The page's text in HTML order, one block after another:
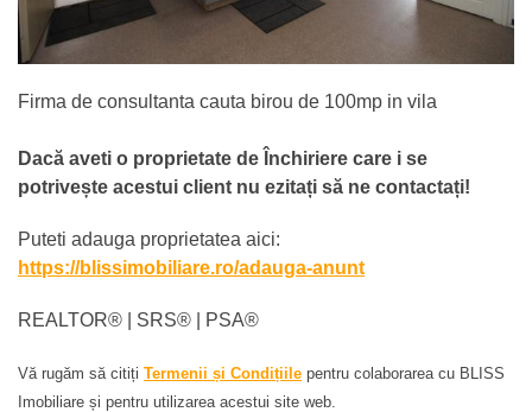
Firma de consultanta cauta birou de 100mp in vila
Dacă aveti o proprietate de Închiriere care i se
potrivește acestui client nu ezitați să ne contactați!
Puteti adauga proprietatea aici:
https://blissimobiliare.ro/adauga-anunt
REALTOR®️ | SRS®️ | PSA®️
Vă rugăm să citiți Termenii și Condițiile pentru colaborarea cu BLISS
Imobiliare și pentru utilizarea acestui site web.